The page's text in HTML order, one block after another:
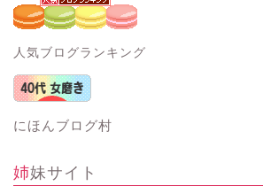
人気ブログランキング
にほんブログ村
姉妹サイト